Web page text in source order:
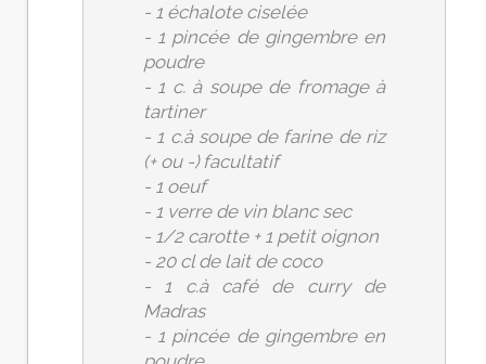
- 1 échalote ciselée
- 1 pincée de gingembre en
poudre
- 1 c. à soupe de fromage à
tartiner
- 1 c.à soupe de farine de riz
(+ ou -) facultatif
- 1 oeuf
- 1 verre de vin blanc sec
- 1/2 carotte + 1 petit oignon
- 20 cl de lait de coco
- 1 c.à café de curry de
Madras
- 1 pincée de gingembre en